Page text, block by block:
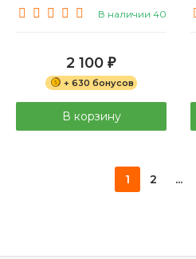
В наличии 40
2 100 ₽
+ 630 бонусов
В корзину
1 2 ...